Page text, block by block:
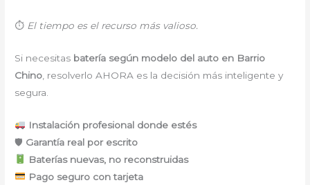
⏱ El tiempo es el recurso más valioso.
Si necesitas batería según modelo del auto en Barrio
Chino , resolverlo AHORA es la decisión más inteligente y
segura.
Instalación profesional donde estés
🛡 Garantía real por escrito
Baterías nuevas, no reconstruidas
Pago seguro con tarjeta